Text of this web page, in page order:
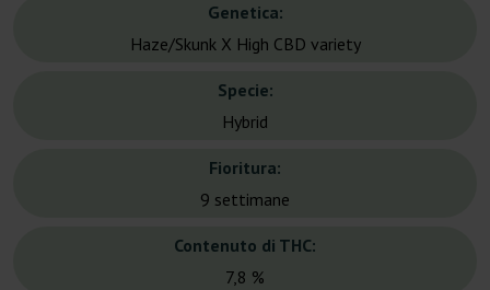
Genetica:
Haze/Skunk X High CBD variety
Specie:
Hybrid
Fioritura:
9 settimane
Contenuto di THC:
7,8 %